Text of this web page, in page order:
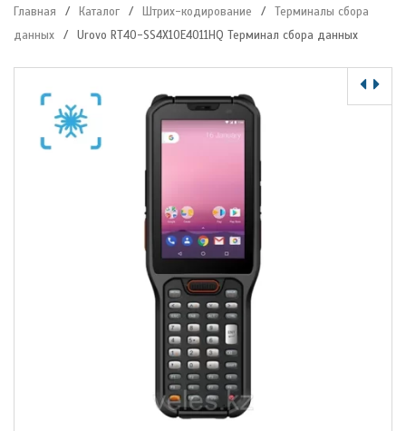
Главная / Каталог / Штрих-кодирование /
Терминалы сбора
данных
/ Urovo RT40-SS4X10E4011HQ Терминал сбора данных